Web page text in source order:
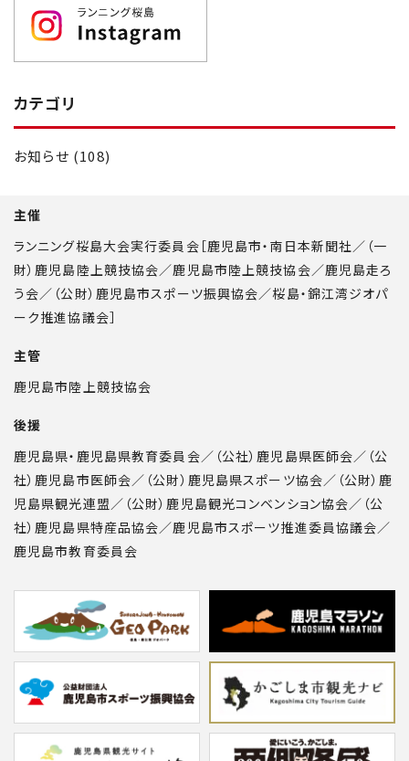
カテゴリ
お知らせ (108)
主催
ランニング桜島大会実行委員会［鹿児島市・南日本新聞社／（一
財）鹿児島陸上競技協会／鹿児島市陸上競技協会／鹿児島走ろ
う会／（公財）鹿児島市スポーツ振興協会／桜島・錦江湾ジオパ
ーク推進協議会］
主管
鹿児島市陸上競技協会
後援
鹿児島県・鹿児島県教育委員会／（公社）鹿児島県医師会／（公
社）鹿児島市医師会／（公財）鹿児島県スポーツ協会／（公財）鹿
児島県観光連盟／（公財）鹿児島観光コンベンション協会／（公
社）鹿児島県特産品協会／鹿児島市スポーツ推進委員協議会／
鹿児島市教育委員会